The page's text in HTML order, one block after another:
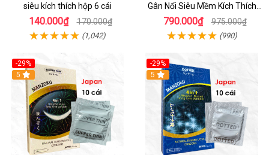
siêu kích thích hộp 6 cái
140.000₫ 170.000₫
(1,042)
Gân Nổi Siêu Mềm Kích Thích
Tột Đỉnh
790.000₫ 975.000₫
(990)
-29%
5
-29%
5